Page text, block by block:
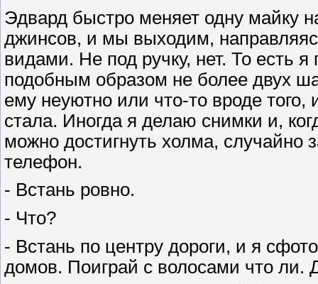
Эдвард быстро меняет одну майку
джинсов, и мы выходим,
видами. Не под ручку, нет. То есть
подобным образом не более двух
ему неуютно или что-то вроде
стала. Иногда я делаю снимки и,
можно достигнуть холма, случайно
телефон.
- Встань ровно.
- Что?
- Встань по центру дороги, и я
домов. Поиграй с волосами что ли.